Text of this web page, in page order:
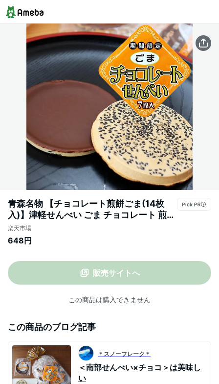
青森名物 【チョコレート煎餅ごま(14枚
入)】津軽せんべい ごま チョコレート 煎餅
渋川製菓 おやつ 個包装 シェア お土産 青森
黒石[※SP][※当店他商品との同梱発送可]
楽天市場
648円
販売サイトへ
この商品は購入できません
この商品のブログ記事
＊スノーフレーク＊
＜南部せんべい×チョコ＞は美味し
い